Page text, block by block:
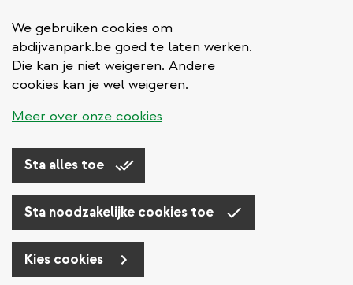
We gebruiken cookies om
abdijvanpark.be goed te laten werken.
Die kan je niet weigeren. Andere
cookies kan je wel weigeren.
Meer over onze cookies
Sta alles toe
Sta noodzakelijke cookies toe
Kies cookies